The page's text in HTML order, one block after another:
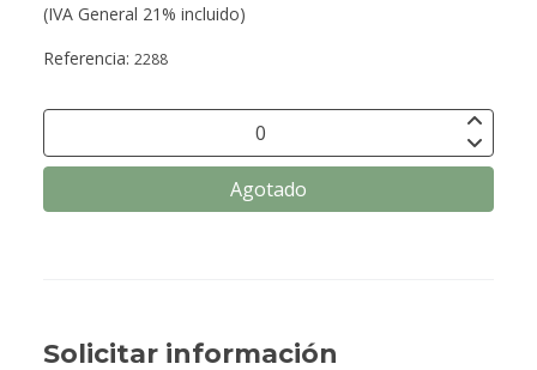
(IVA General 21% incluido)
Referencia: 2288
Agotado
Solicitar información